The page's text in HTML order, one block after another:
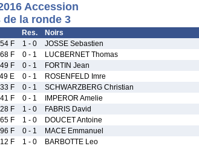
Accession
de la ronde 3
Res. Noirs
F 1 - 0 JOSSE Sebastien
F 0 - 1 LUCBERNET Thomas
F 0 - 1 FORTIN Jean
E 0 - 1 ROSENFELD Imre
F 0 - 1 SCHWARZBERG Christian
F 0 - 1 IMPEROR Amelie
F 1 - 0 FABRIS David
F 1 - 0 DOUCET Antoine
F 0 - 1 MACE Emmanuel
F 1 - 0 BARBOTTE Leo